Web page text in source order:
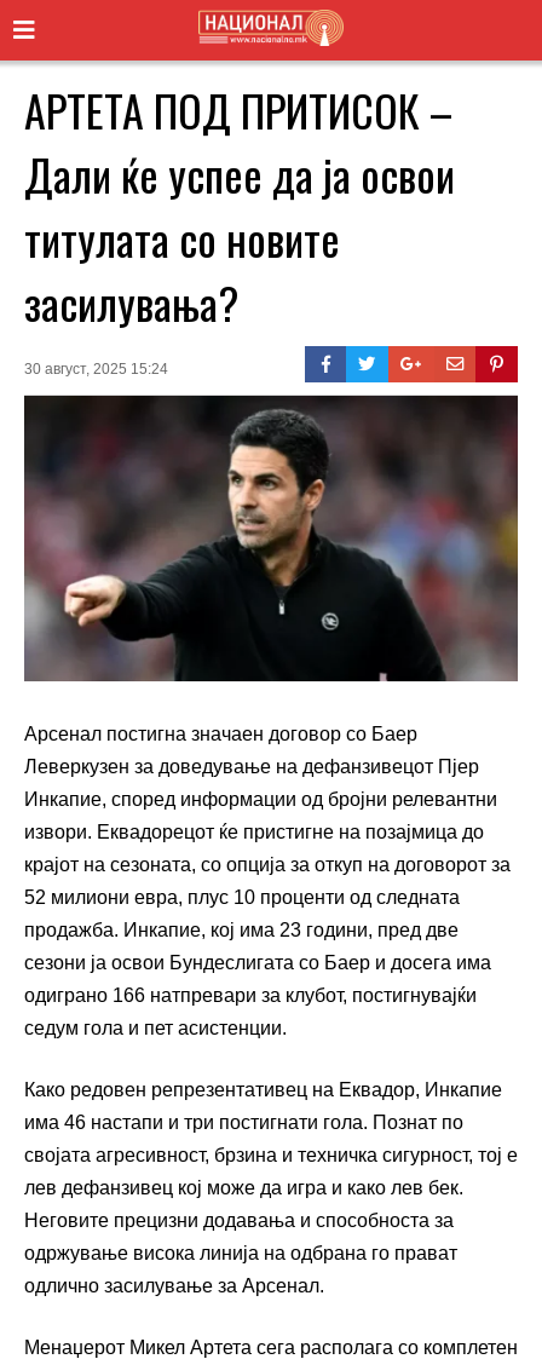
АРТЕТА ПОД ПРИТИСОК –
Дали ќе успее да ја освои
титулата со новите
засилувања?
30 август, 2025 15:24
Арсенал постигна значаен договор со Баер
Леверкузен за доведување на дефанзивецот Пјер
Инкапие, според информации од бројни релевантни
извори. Еквадорецот ќе пристигне на позајмица до
крајот на сезоната, со опција за откуп на договорот за
52 милиони евра, плус 10 проценти од следната
продажба. Инкапие, кој има 23 години, пред две
сезони ја освои Бундеслигата со Баер и досега има
одиграно 166 натпревари за клубот, постигнувајќи
седум гола и пет асистенции.
Како редовен репрезентативец на Еквадор, Инкапие
има 46 настапи и три постигнати гола. Познат по
својата агресивност, брзина и техничка сигурност, тој е
лев дефанзивец кој може да игра и како лев бек.
Неговите прецизни додавања и способноста за
одржување висока линија на одбрана го прават
одлично засилување за Арсенал.
Менаџерот Микел Артета сега располага со комплетен